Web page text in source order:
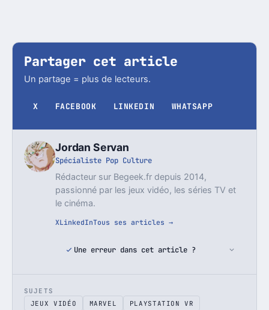
Partager cet article
Un partage = plus de lecteurs.
X FACEBOOK LINKEDIN WHATSAPP
Jordan Servan
Spécialiste Pop Culture
Rédacteur sur Begeek.fr depuis 2014,
passionné par les jeux vidéo, les séries TV et
le cinéma.
XLinkedInTous ses articles →
Une erreur dans cet article ?
SUJETS
JEUX VIDÉO
MARVEL
PLAYSTATION VR